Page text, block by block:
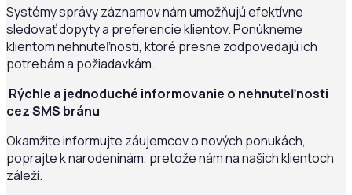
Systémy správy záznamov nám umožňujú efektívne
sledovať dopyty a preferencie klientov. Ponúkneme
klientom nehnuteľnosti, ktoré presne zodpovedajú ich
potrebám a požiadavkám.
Rýchle a jednoduché informovanie o nehnuteľnosti
cez SMS bránu
Okamžite informujte záujemcov o nových ponukách,
poprajte k narodeninám, pretože nám na našich klientoch
záleží.